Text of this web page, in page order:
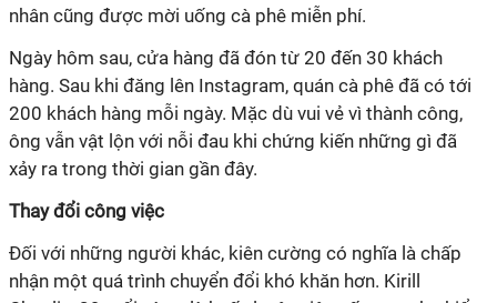
nhân cũng được mời uống cà phê miễn phí.
Ngày hôm sau, cửa hàng đã đón từ 20 đến 30 khách
hàng. Sau khi đăng lên Instagram, quán cà phê đã có tới
200 khách hàng mỗi ngày. Mặc dù vui vẻ vì thành công,
ông vẫn vật lộn với nỗi đau khi chứng kiến những gì đã
xảy ra trong thời gian gần đây.
Thay đổi công việc
Đối với những người khác, kiên cường có nghĩa là chấp
nhận một quá trình chuyển đổi khó khăn hơn. Kirill